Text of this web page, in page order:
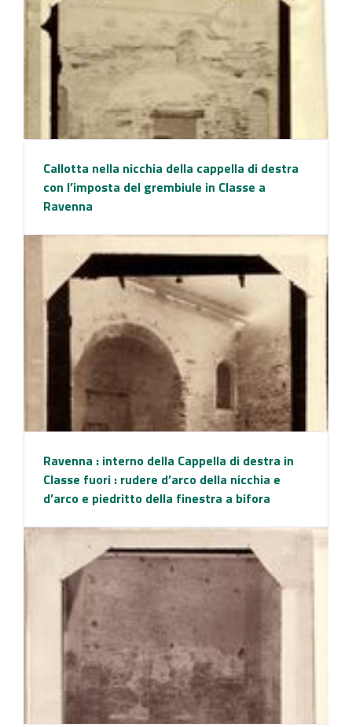
Callotta nella nicchia della cappella di destra
con l’imposta del grembiule in Classe a
Ravenna
Ravenna : interno della Cappella di destra in
Classe fuori : rudere d’arco della nicchia e
d’arco e piedritto della finestra a bifora